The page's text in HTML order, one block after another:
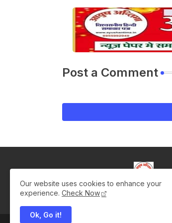
Post a Comment
Our website uses cookies to enhance your
experience. Check Now
Ok, Go it!